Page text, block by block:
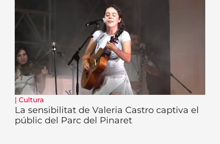
| Cultura
La sensibilitat de Valeria Castro captiva el
públic del Parc del Pinaret